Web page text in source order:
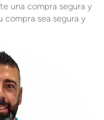
una compra segura y
compra sea segura y